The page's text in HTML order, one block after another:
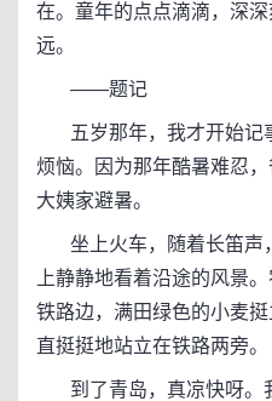
在。童年的点点滴滴，深
远。
——题记
五岁那年，我才开始记
烦恼。因为那年酷暑难忍
大姨家避暑。
坐上火车，随着长笛声
上静静地看着沿途的风景
铁路边，满田绿色的小麦
直挺挺地站立在铁路两旁。
到了青岛，真凉快呀。